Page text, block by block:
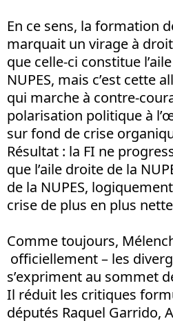
En ce sens, la formation
marquait un virage à
que celle-ci constitue
NUPES, mais c’est cette
qui marche à contre-
polarisation politique à
sur fond de crise
Résultat : la FI ne
que l’aile droite de la
de la NUPES,
crise de plus en plus
Comme toujours,
officiellement – les
s’expriment au sommet
Il réduit les critiques
députés Raquel Garrido,